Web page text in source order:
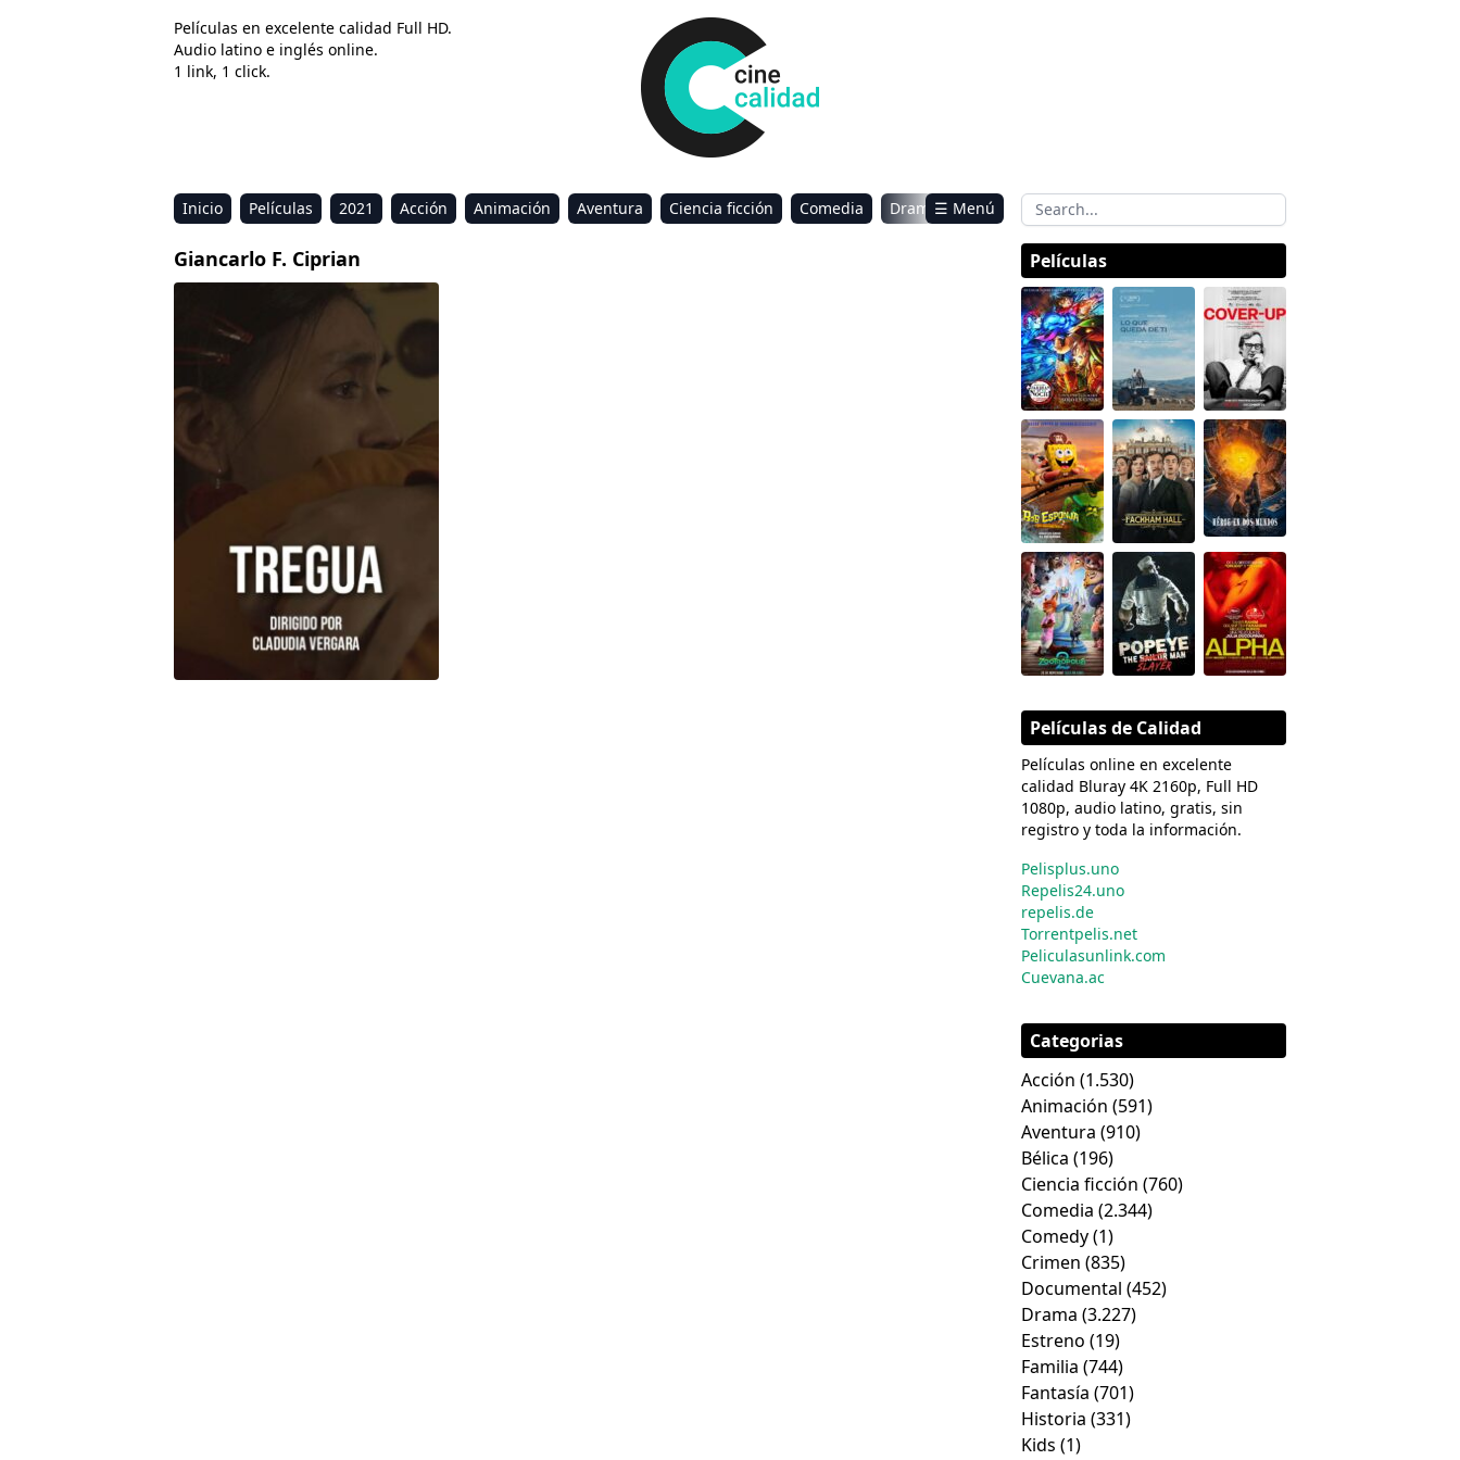
Películas en excelente calidad Full HD.
Audio latino e inglés online.
1 link, 1 click.
Inicio Películas 2021 Acción Animación Aventura Ciencia ficción Comedia
Drama
Estreno
Kids Música
☰ Menú
Giancarlo F. Ciprian Películas
Películas de Calidad
Películas online en excelente
calidad Bluray 4K 2160p, Full HD
1080p, audio latino, gratis, sin
registro y toda la información.
Pelisplus.uno
Repelis24.uno
repelis.de
Torrentpelis.net
Peliculasunlink.com
Cuevana.ac
Categorias
Acción (1.530)
Animación (591)
Aventura (910)
Bélica (196)
Ciencia ficción (760)
Comedia (2.344)
Comedy(1)
Crimen (835)
Documental (452)
Drama (3.227)
Estreno (19)
Familia (744)
Fantasía (701)
Historia (331)
Kids (1)